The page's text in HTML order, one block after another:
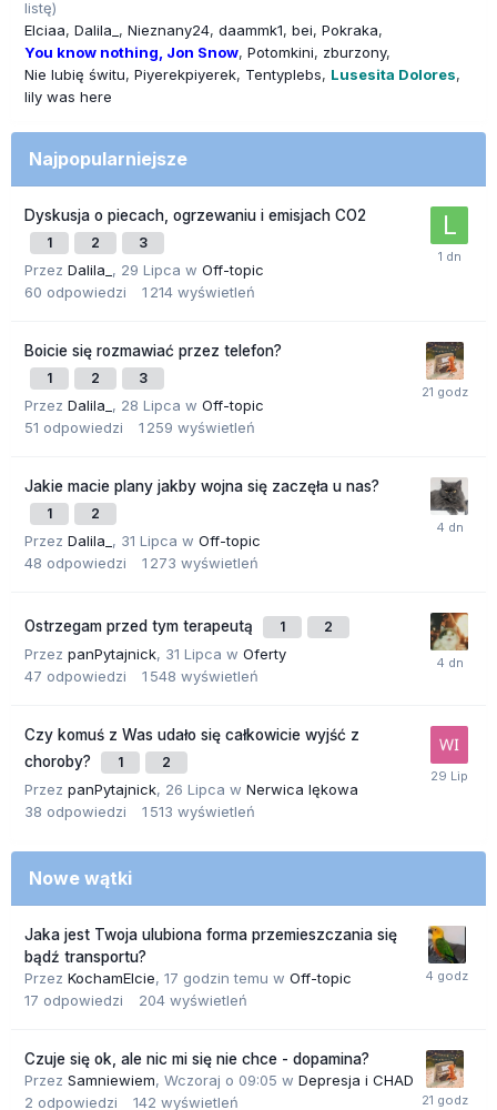
listę)
Elciaa Dalila_ Nieznany24 daammk1 bei Pokraka
You know nothing, Jon Snow Potomkini
zburzony
Nie lubię świtu Piyerekpiyerek Tentyplebs
Lusesita Dolores
lily was here
Najpopularniejsze
Dyskusja o piecach, ogrzewaniu i emisjach CO2
1 2 3
Przez Dalila_ , 29 Lipca w Off-topic
60 odpowiedzi 1 214 wyświetleń
Boicie się rozmawiać przez telefon?
1 2 3
Przez Dalila_ , 28 Lipca w Off-topic
51 odpowiedzi 1 259 wyświetleń
Jakie macie plany jakby wojna się zaczęła u nas?
1 2
Przez Dalila_ , 31 Lipca w Off-topic
48 odpowiedzi 1 273 wyświetleń
Ostrzegam przed tym terapeutą 1 2
Przez panPytajnick, 31 Lipca w Oferty
47 odpowiedzi 1 548 wyświetleń
Czy komuś z Was udało się całkowicie wyjść z
choroby?
1 2
Przez panPytajnick, 26 Lipca w Nerwica lękowa
38 odpowiedzi 1 513 wyświetleń
Nowe wątki
Jaka jest Twoja ulubiona forma przemieszczania się
bądź transportu?
Przez KochamElcie, 17 godzin temu w Off-topic
17 odpowiedzi 204 wyświetleń
Czuje się ok, ale nic mi się nie chce - dopamina?
Przez Samniewiem, Wczoraj o 09:05 w Depresja i CHAD
2 odpowiedzi 142 wyświetleń